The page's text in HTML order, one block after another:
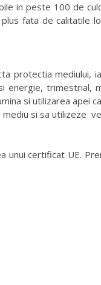
in peste 100 de
fata de calitatile
mediului,
energie,
si utilizarea apei
si sa utilizeze
certificat UE.